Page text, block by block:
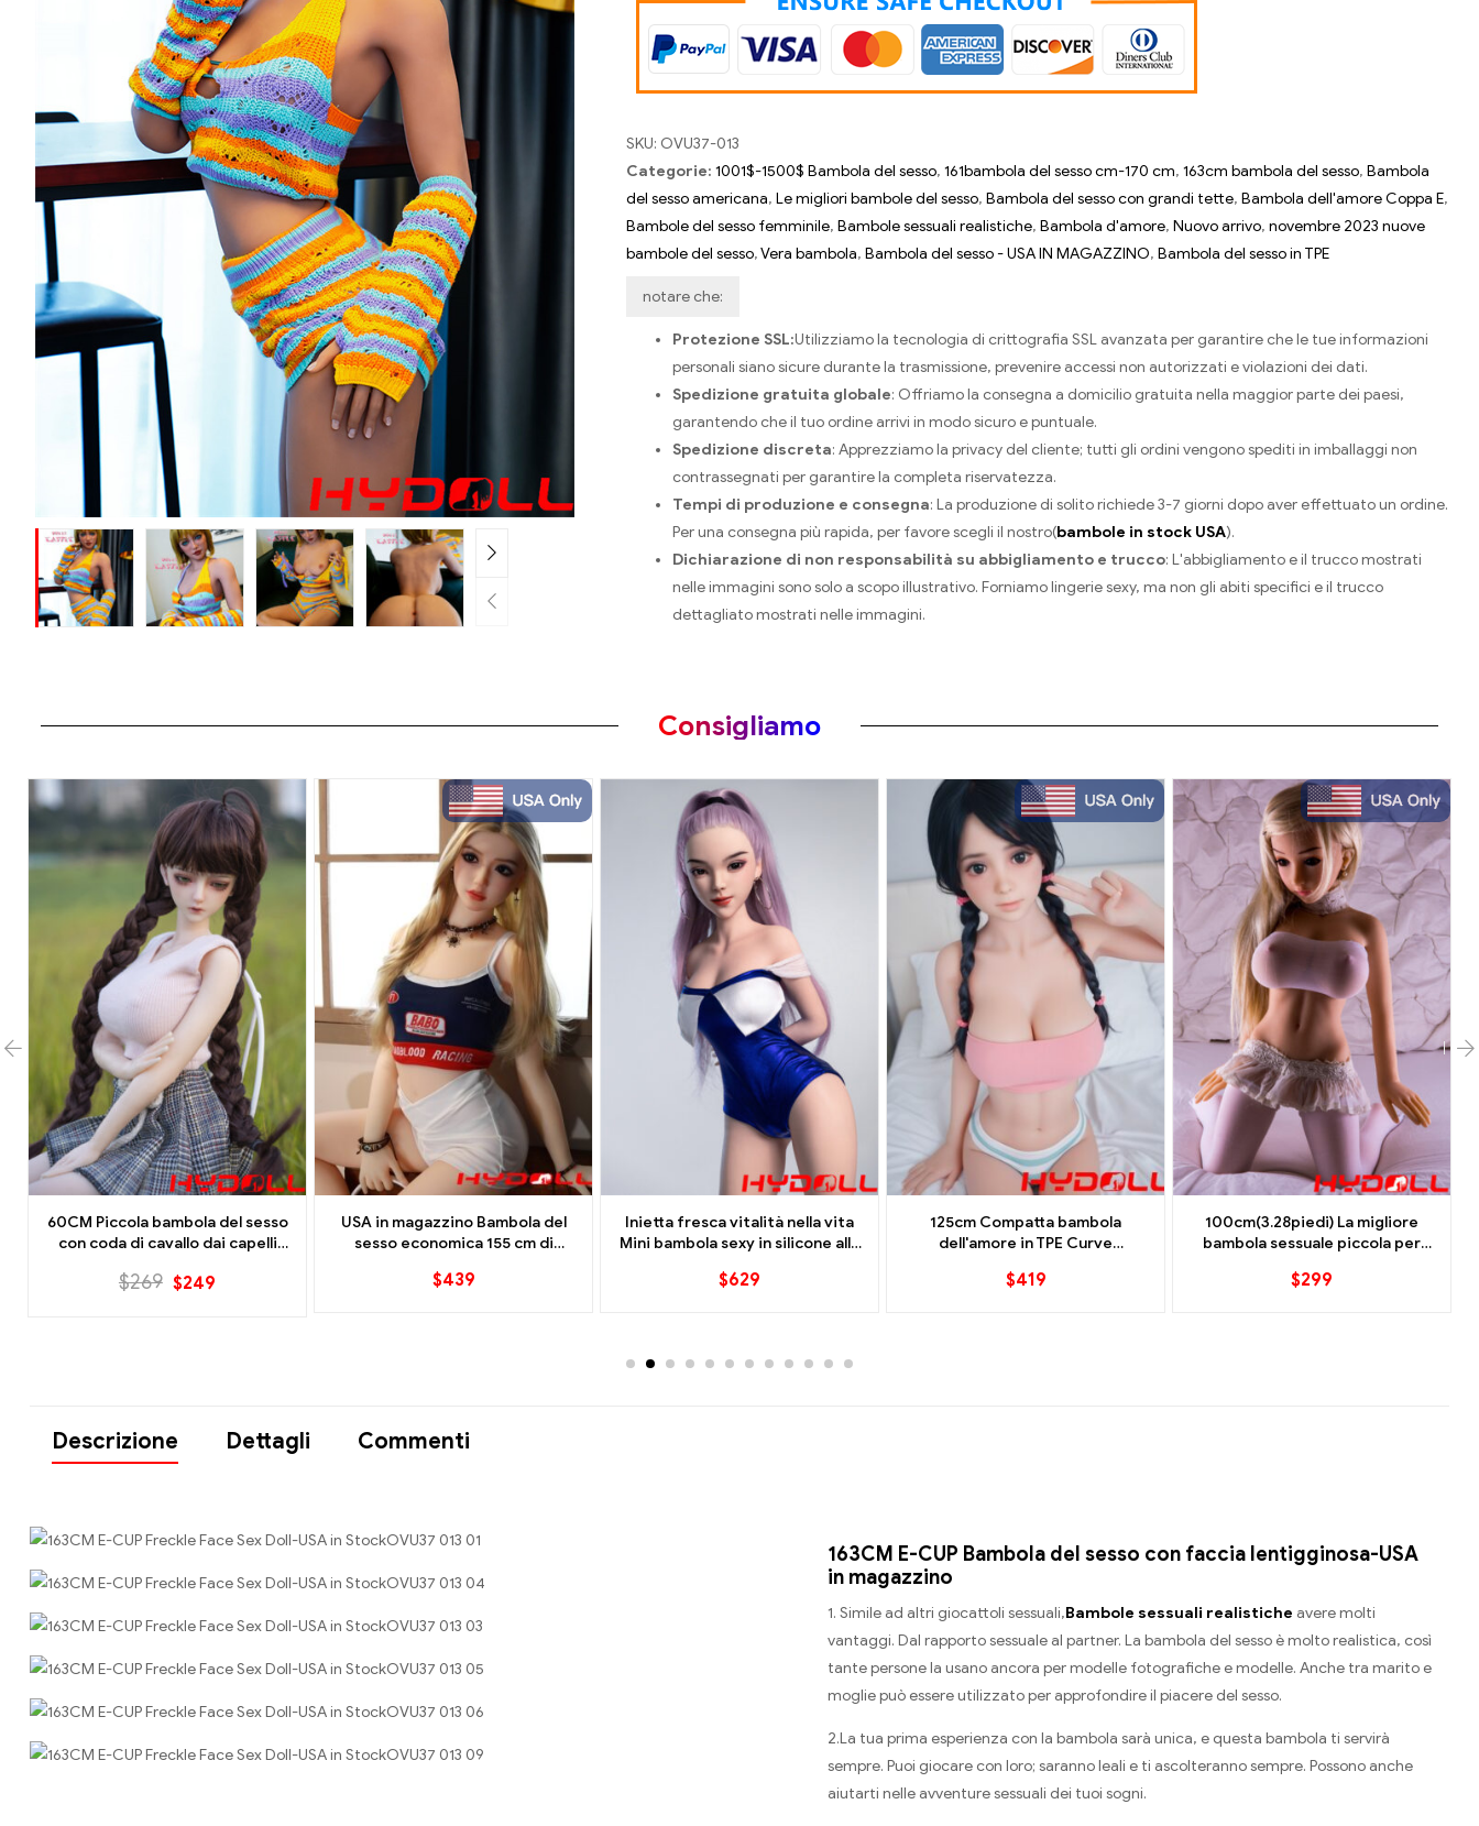
SKU: OVU37-013
Categorie: 1001$-1500$ Bambola del sesso, 161bambola del sesso cm-170 cm, 163cm bambola del sesso, Bambola
del sesso americana, Le migliori bambole del sesso, Bambola del sesso con grandi tette, Bambola dell'amore Coppa E,
Bambole del sesso femminile, Bambole sessuali realistiche, Bambola d'amore, Nuovo arrivo, novembre 2023 nuove
bambole del sesso,Vera bambola, Bambola del sesso - USA IN MAGAZZINO, Bambola del sesso in TPE
notare che:
Protezione SSL:Utilizziamo la tecnologia di crittografia SSL avanzata per garantire che le tue informazioni
personali siano sicure durante la trasmissione, prevenire accessi non autorizzati e violazioni dei dati.
Spedizione gratuita globale: Offriamo la consegna a domicilio gratuita nella maggior parte dei paesi,
garantendo che il tuo ordine arrivi in ​​modo sicuro e puntuale.
Spedizione discreta: Apprezziamo la privacy del cliente; tutti gli ordini vengono spediti in imballaggi non
contrassegnati per garantire la completa riservatezza.
Tempi di produzione e consegna: La produzione di solito richiede 3-7 giorni dopo aver effettuato un ordine.
Per una consegna più rapida, per favore scegli il nostro(bambole in stock USA).
Dichiarazione di non responsabilità su abbigliamento e trucco: L'abbigliamento e il trucco mostrati
nelle immagini sono solo a scopo illustrativo. Forniamo lingerie sexy, ma non gli abiti specifici e il trucco
dettagliato mostrati nelle immagini.
Consigliamo
60CM Piccola bambola del sesso
con coda di cavallo dai capelli
$269 $249
USA in magazzino Bambola del
sesso economica 155 cm di
discreta
$439
Inietta fresca vitalità nella vita
Mini bambola sexy in silicone alla
$629
125cm Compatta bambola
dell'amore in TPE Curve
$419
100cm(3.28piedi) La migliore
bambola sessuale piccola per
$299
Descrizione Dettagli Commenti
163CM E-CUP Bambola del sesso con faccia lentigginosa-USA
in magazzino
1. Simile ad altri giocattoli sessuali,Bambole sessuali realistiche avere molti
vantaggi. Dal rapporto sessuale al partner. La bambola del sesso è molto realistica, così
tante persone la usano ancora per modelle fotografiche e modelle. Anche tra marito e
moglie può essere utilizzato per approfondire il piacere del sesso.
2.La tua prima esperienza con la bambola sarà unica, e questa bambola ti servirà
sempre. Puoi giocare con loro; saranno leali e ti ascolteranno sempre. Possono anche
aiutarti nelle avventure sessuali dei tuoi sogni.